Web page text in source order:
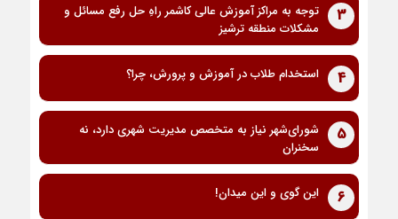
3
توجه به مراکز آموزش عالی کاشمر راهِ حل رفع مسائل و
مشکلات منطقه ترشیز
4 استخدام طلاب در آموزش و پرورش، چرا؟
5
شورای‌شهر نیاز به متخصص مدیریت شهری دارد، نه
سخنران
6 این گوی و این میدان!